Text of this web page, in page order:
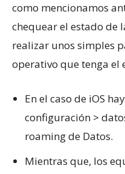
como mencionamos
chequear el estado de
realizar unos simples
operativo que tenga el
En el caso de iOS
configuración >
roaming de Datos.
Mientras que, los